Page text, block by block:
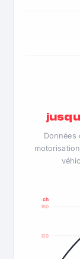
Données
120
180
ch